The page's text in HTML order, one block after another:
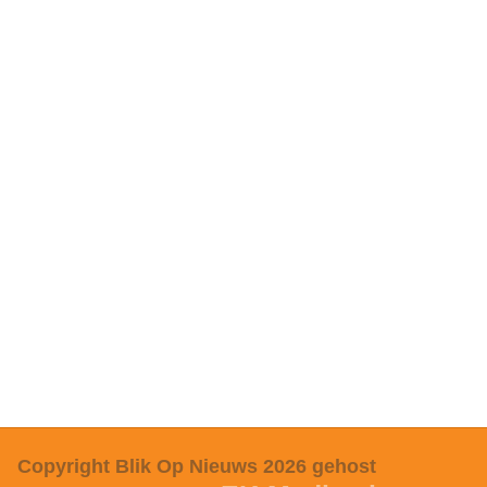
Copyright Blik Op Nieuws 2026 gehost